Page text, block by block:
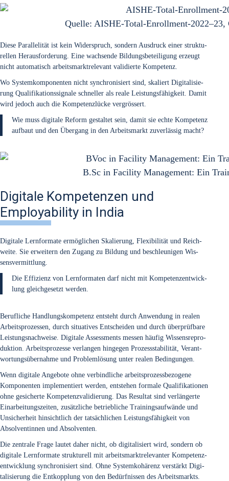
Quel­le: AISHE-Total-Enrollment-2022–23,
Die­se Par­al­le­li­tät ist kein Wider­spruch, son­dern Aus­druck einer struk­tu­
rel­len Her­aus­for­de­rung. Eine wach­sen­de Bil­dungs­be­tei­li­gung erzeugt
nicht auto­ma­tisch arbeits­markt­re­le­vant vali­dier­te Kom­pe­tenz.
Wo Sys­tem­kom­po­nen­ten nicht syn­chro­ni­siert sind, ska­liert Digi­ta­li­sie­
rung Qua­li­fi­ka­ti­ons­si­gna­le schnel­ler als rea­le Leis­tungs­fä­hig­keit. Damit
wird jedoch auch die Kom­pe­tenz­lü­cke ver­grös­sert.
Wie muss digi­ta­le Reform gestal­tet sein, damit sie ech­te Kom­pe­tenz
auf­baut und den Über­gang in den Arbeits­markt zuver­läs­sig macht?
B.Sc in Faci­li­ty Manage­ment: Ein
Digitale Kompetenzen und
Employability in India
Digi­ta­le Lern­for­ma­te ermög­li­chen Ska­lie­rung, Fle­xi­bi­li­tät und Reich­
wei­te. Sie erwei­tern den Zugang zu Bil­dung und beschleu­ni­gen Wis­
sens­ver­mitt­lung.
Die Effi­zi­enz von Lern­for­ma­ten darf nicht mit Kom­pe­tenz­ent­wick­
lung gleich­ge­setzt wer­den.
Beruf­li­che Hand­lungs­kom­pe­tenz ent­steht durch Anwen­dung in rea­len
Arbeits­pro­zes­sen, durch situa­ti­ves Ent­schei­den und durch über­prüf­ba­re
Leis­tungs­nach­wei­se. Digi­ta­le Assess­ments mes­sen häu­fig Wis­sens­re­pro­
duk­ti­on. Arbeits­pro­zes­se ver­lan­gen hin­ge­gen Pro­zess­sta­bi­li­tät, Ver­ant­
wor­tungs­über­nah­me und Pro­blem­lö­sung unter rea­len Bedin­gun­gen.
Wenn digi­ta­le Ange­bo­te ohne ver­bind­li­che arbeits­pro­zess­be­zo­ge­ne
Kom­po­nen­ten imple­men­tiert wer­den, ent­ste­hen for­ma­le Qua­li­fi­ka­tio­nen
ohne gesi­cher­te Kom­pe­tenz­va­li­die­rung. Das Resul­tat sind ver­län­ger­te
Ein­ar­bei­tungs­zei­ten, zusätz­li­che betrieb­li­che Trai­nings­auf­wän­de und
Unsi­cher­heit hin­sicht­lich der tat­säch­li­chen Leis­tungs­fä­hig­keit von
Absol­ven­tin­nen und Absol­ven­ten.
Die zen­tra­le Fra­ge lau­tet daher nicht, ob digi­ta­li­siert wird, son­dern ob
digi­ta­le Lern­for­ma­te struk­tu­rell mit arbeits­markt­re­le­van­ter Kom­pe­tenz­
ent­wick­lung syn­chro­ni­siert sind. Ohne Sys­tem­ko­hä­renz ver­stärkt Digi­
ta­li­sie­rung die Ent­kopp­lung von den Bedürf­nis­sen des Arbeits­markts.